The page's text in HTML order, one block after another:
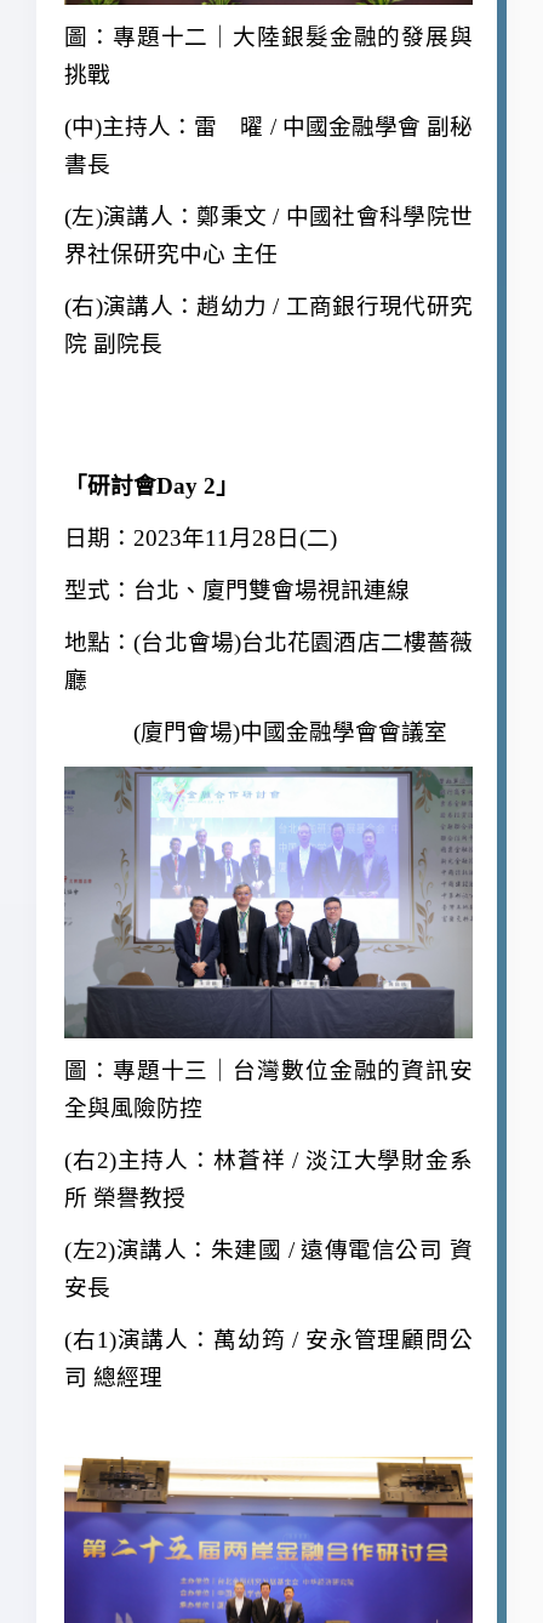
圖：專題十二｜大陸銀髮金融的發展與
挑戰
(中)主持人：雷 曜 / 中國金融學會 副秘
書長
(左)演講人：鄭秉文 / 中國社會科學院世
界社保研究中心 主任
(右)演講人：趙幼力 / 工商銀行現代研究
院 副院長
「研討會Day 2」
日期：2023年11月28日(二)
型式：台北、廈門雙會場視訊連線
地點：(台北會場)台北花園酒店二樓薔薇
廳
(廈門會場)中國金融學會會議室
圖：專題十三｜台灣數位金融的資訊安
全與風險防控
(右2)主持人：林蒼祥 / 淡江大學財金系
所 榮譽教授
(左2)演講人：朱建國 / 遠傳電信公司 資
安長
(右1)演講人：萬幼筠 / 安永管理顧問公
司 總經理